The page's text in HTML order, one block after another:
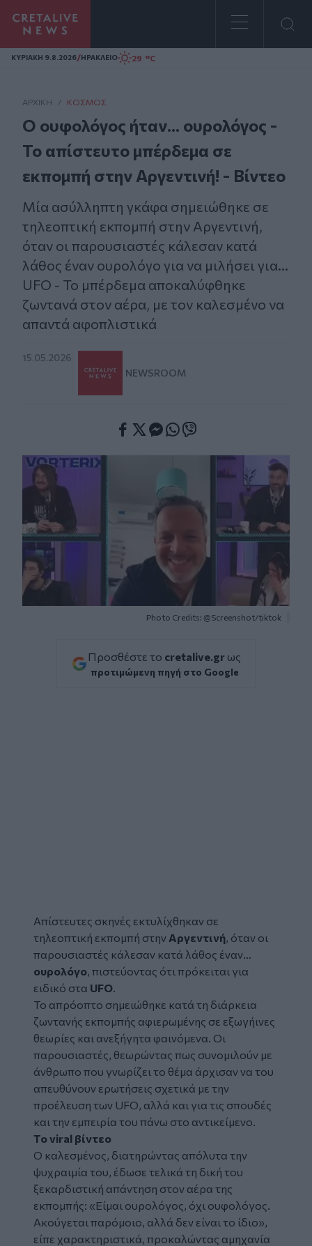
Homepage
ΚΥΡΙΑΚΗ 9.8.2026/ΗΡΑΚΛΕΙΟ 29 °C
ΑΡΧΙΚΗ / ΚΌΣΜΟΣ
Ο ουφολόγος ήταν... ουρολόγος -
Το απίστευτο μπέρδεμα σε
εκπομπή στην Αργεντινή! - Βίντεο
Μία ασύλληπτη γκάφα σημειώθηκε σε
τηλεοπτική εκπομπή στην Αργεντινή,
όταν οι παρουσιαστές κάλεσαν κατά
λάθος έναν ουρολόγο για να μιλήσει για…
UFO - Το μπέρδεμα αποκαλύφθηκε
ζωντανά στον αέρα, με τον καλεσμένο να
απαντά αφοπλιστικά
15.05.2026
NEWSROOM
Photo Credits: @Screenshot/tiktok
Προσθέστε το cretalive.gr ως
προτιμώμενη πηγή στο Google
Απίστευτες σκηνές εκτυλίχθηκαν σε
τηλεοπτική εκπομπή στην Αργεντινή, όταν οι
παρουσιαστές κάλεσαν κατά λάθος έναν…
ουρολόγο, πιστεύοντας ότι πρόκειται για
ειδικό στα UFO.
Το απρόοπτο σημειώθηκε κατά τη διάρκεια
ζωντανής εκπομπής αφιερωμένης σε εξωγήινες
θεωρίες και ανεξήγητα φαινόμενα. Οι
παρουσιαστές, θεωρώντας πως συνομιλούν με
άνθρωπο που γνωρίζει το θέμα άρχισαν να του
απευθύνουν ερωτήσεις σχετικά με την
προέλευση των UFO, αλλά και για τις σπουδές
και την εμπειρία του πάνω στο αντικείμενο.
Το viral βίντεο
Ο καλεσμένος, διατηρώντας απόλυτα την
ψυχραιμία του, έδωσε τελικά τη δική του
ξεκαρδιστική απάντηση στον αέρα της
εκπομπής: «Είμαι ουρολόγος, όχι ουφολόγος.
Ακούγεται παρόμοιο, αλλά δεν είναι το ίδιο»,
είπε χαρακτηριστικά, προκαλώντας αμηχανία